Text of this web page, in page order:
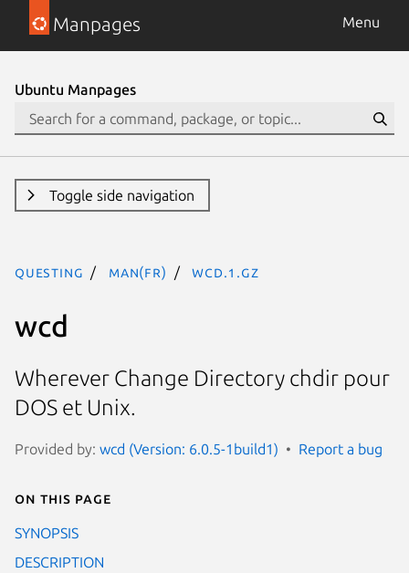
Manpages Menu
Ubuntu Manpages
Toggle side navigation
questing man(fr) wcd.1.gz
wcd
Wherever Change Directory chdir pour
DOS et Unix.
Provided by: wcd (Version: 6.0.5-1build1) Report a bug
On this page
SYNOPSIS
DESCRIPTION